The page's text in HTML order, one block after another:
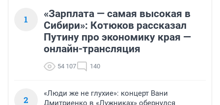
1
«Зарплата — самая высокая в
Сибири»: Котюков рассказал
Путину про экономику края —
онлайн-трансляция
54 107 140
2
«Люди же не глухие»: концерт Вани
Дмитриенко в «Лужниках» обернулся